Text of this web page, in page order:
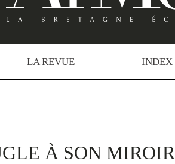
LA REVUE INDEX
À SON MIROIR